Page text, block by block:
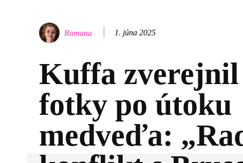
Romana 1. júna 2025
Kuffa zverejnil
fotky po útoku
medveďa: